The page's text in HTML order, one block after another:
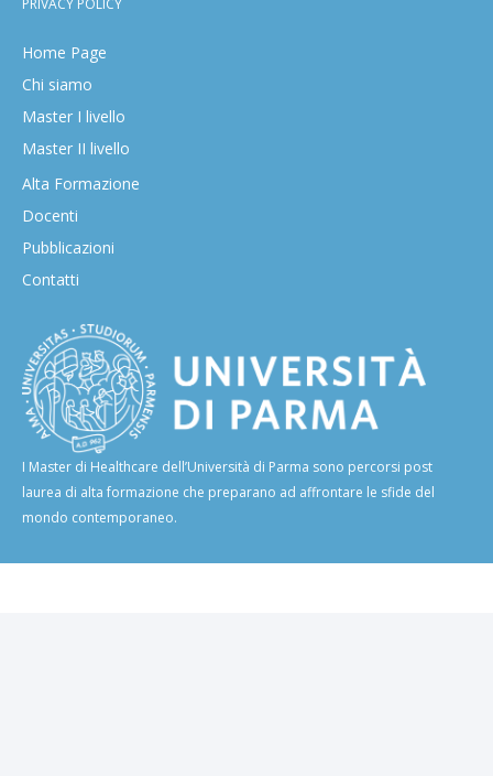
PRIVACY POLICY
Home Page
Chi siamo
Master I livello
Master II livello
Alta Formazione
Docenti
Pubblicazioni
Contatti
I Master di Healthcare dell’Università di Parma sono percorsi post
laurea di alta formazione che preparano ad affrontare le sfide del
mondo contemporaneo.